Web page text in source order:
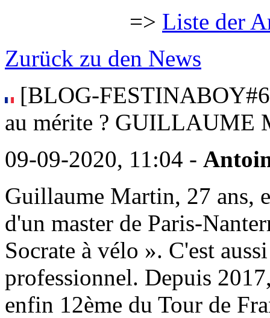
=> Liste der
Zurück zu den News
[BLOG-FESTINABOY#6]
au mérite ? GUILLAUME
09-09-2020, 11:04 -
Guillaume Martin, 27 ans,
d'un master de Paris-
Socrate à vélo ». C'est
professionnel. Depuis
enfin 12ème du Tour de